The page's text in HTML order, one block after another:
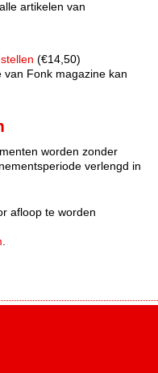
artikelen van
(€14,50)
van Fonk magazine kan
worden zonder
verlengd in
afloop te worden